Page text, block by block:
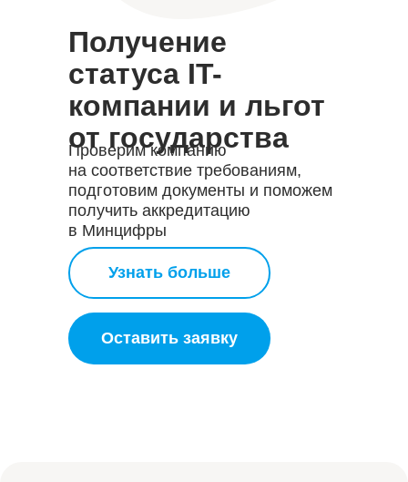
Получение
статуса IT-
компании и льгот
от государства
Узнать больше
Оставить заявку
Проверим компанию
на соответствие требованиям,
подготовим документы и поможем
получить аккредитацию
в Минцифры